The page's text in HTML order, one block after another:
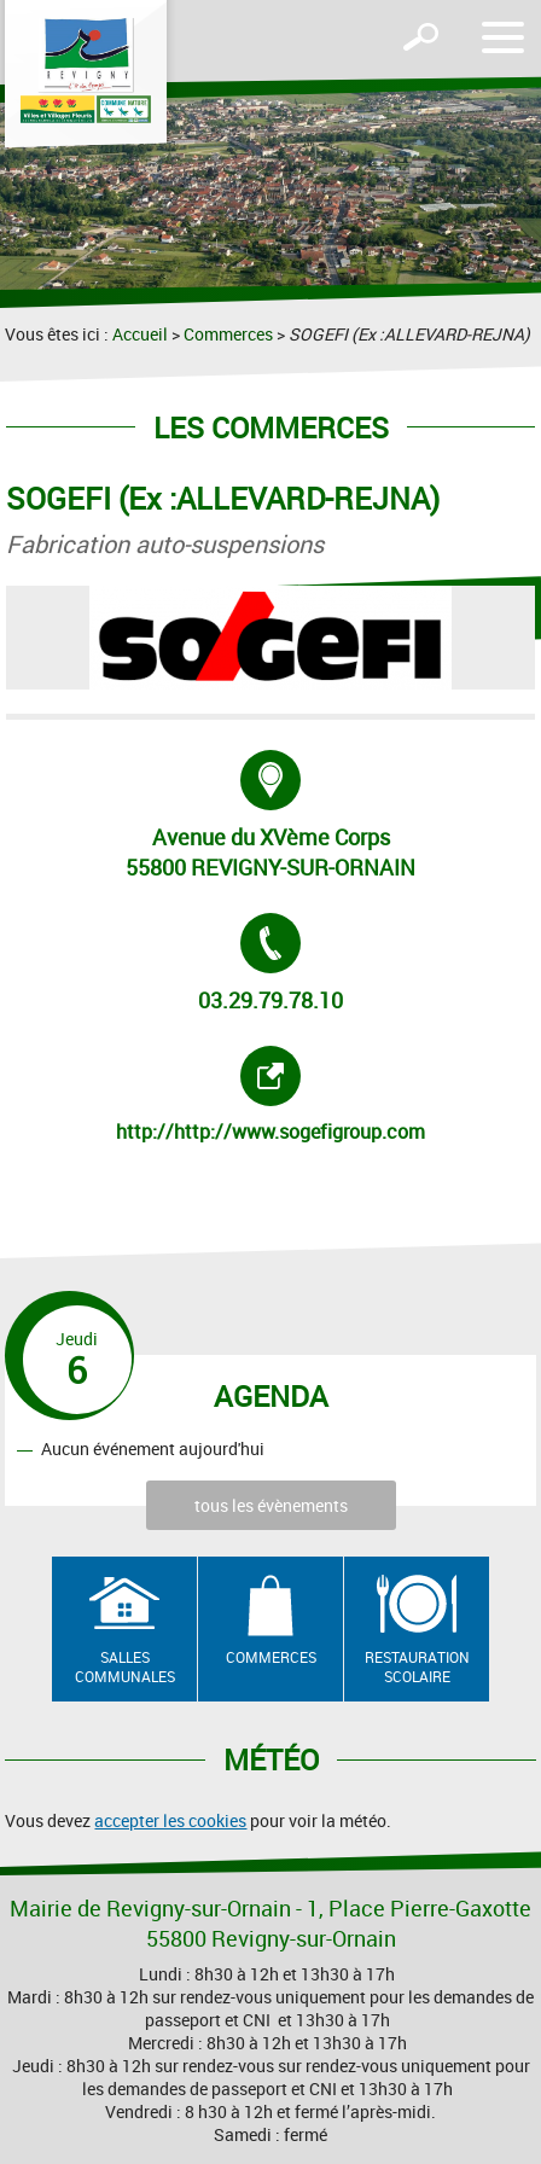
le
Afficher
formulaire
de
recherche
Vous êtes ici :Accueil >Commerces > SOGEFI (Ex :ALLEVARD-REJNA)
LES COMMERCES
SOGEFI (Ex :ALLEVARD-REJNA)
Fabrication auto-suspensions
Avenue du XVème Corps
55800 REVIGNY-SUR-ORNAIN
03.29.79.78.10
http://http://www.sogefigroup.com
AGENDA
Jeudi
6
Aucun événement aujourd'hui
tous les évènements
SALLES
COMMUNALES
COMMERCES
RESTAURATION
SCOLAIRE
MÉTÉO
Vous devezaccepter les cookies pour voir la météo.
Mairie de Revigny-sur-Ornain - 1, Place Pierre-Gaxotte
55800 Revigny-sur-Ornain
Lundi : 8h30 à 12h et 13h30 à 17h
Mardi : 8h30 à 12h sur rendez-vous uniquement pour les demandes de
passeport et CNI et 13h30 à 17h
Mercredi : 8h30 à 12h et 13h30 à 17h
Jeudi : 8h30 à 12h sur rendez-vous sur rendez-vous uniquement pour
les demandes de passeport et CNI et 13h30 à 17h
Vendredi : 8 h30 à 12h et fermé l’après-midi.
Samedi : fermé